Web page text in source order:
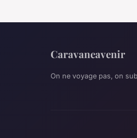
Caravaneavenir
On ne voyage pas, on